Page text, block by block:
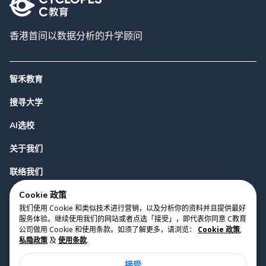
香港首间以数据分析的升学顾问
智禾教育
搜寻大学
AI选校
关于我们
联络我们
版权 2023 Cyclopes® •
Cookie 政策
我们使用 Cookie 和类似技术进行营销，以及分析你的资料并且提供最好
服务体验。继续使用我们的网站或者点选「接受」，即代表你同意 C教育
公司做用 Cookie 和使用条款。如须了解更多，请浏览：
Cookie 政策,
私隐政策及 使用条款.